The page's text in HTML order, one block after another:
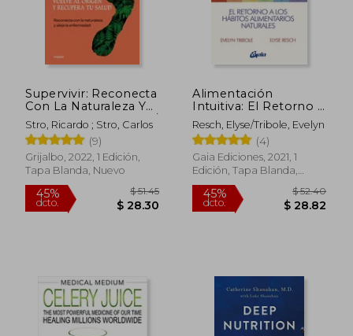
45%
dcto. $ 27.39
45%
dcto. $
Supervivir: Reconecta
Con La Naturaleza Y
Aleja La Enfermedad /
Survival. Go Bac K to
the Origin and
Recover Your Health
Stro, Ricardo ; Stro, Carlos
(9)
Grijalbo, 2022, 1 Edición,
Tapa Blanda, Nuevo
Alimentación
Intuitiva: El Retorno a
los Hábitos
Alimentarios
Naturales
Resch, Elyse/Tribole, Evelyn
(4)
Gaia Ediciones, 2021, 1
Edición, Tapa Blanda,
Nuevo